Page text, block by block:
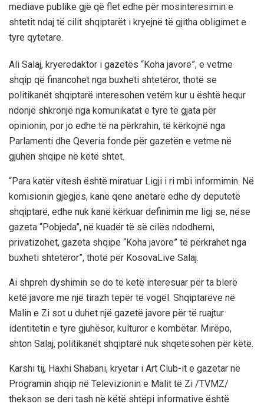
mediave publike gjë që flet edhe për mosinteresimin e
shtetit ndaj të cilit shqiptarët i kryejnë të gjitha obligimet e
tyre qytetare.
Ali Salaj, kryeredaktor i gazetës “Koha javore”, e vetme
shqip që financohet nga buxheti shtetëror, thotë se
politikanët shqiptarë interesohen vetëm kur u është hequr
ndonjë shkronjë nga komunikatat e tyre të gjata për
opinionin, por jo edhe të na përkrahin, të kërkojnë nga
Parlamenti dhe Qeveria fonde për gazetën e vetme në
gjuhën shqipe në këtë shtet.
“Para katër vitesh është miratuar Ligji i ri mbi informimin. Në
komisionin gjegjës, kanë qene anëtarë edhe dy deputetë
shqiptarë, edhe nuk kanë kërkuar definimin me ligj se, nëse
gazeta “Pobjeda”, në kuadër të së cilës ndodhemi,
privatizohet, gazeta shqipe “Koha javore” të përkrahet nga
buxheti shtetëror”, thotë për KosovaLive Salaj.
Ai shpreh dyshimin se do të ketë interesuar për ta blerë
ketë javore me një tirazh tepër të vogël. Shqiptarëve në
Malin e Zi sot u duhet një gazetë javore për të ruajtur
identitetin e tyre gjuhësor, kulturor e kombëtar. Mirëpo,
shton Salaj, politikanët shqiptarë nuk shqetësohen për këtë.
Karshi tij, Haxhi Shabani, kryetar i Art Club-it e gazetar në
Programin shqip në Televizionin e Malit të Zi /TVMZ/
thekson se deri tash në këtë shtëpi informative është